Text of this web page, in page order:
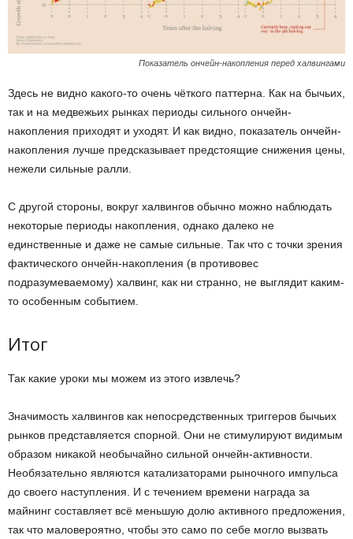
Показатель ончейн-накопления перед халвингами
Здесь не видно какого-то очень чёткого паттерна. Как на бычьих,
так и на медвежьих рынках периоды сильного ончейн-
накопления приходят и уходят. И как видно, показатель ончейн-
накопления лучше предсказывает предстоящие снижения цены,
нежели сильные ралли.
С другой стороны, вокруг халвингов обычно можно наблюдать
некоторые периоды накопления, однако далеко не
единственные и даже не самые сильные. Так что с точки зрения
фактического ончейн-накопления (в противовес
подразумеваемому) халвинг, как ни странно, не выглядит каким-
то особенным событием.
Итог
Так какие уроки мы можем из этого извлечь?
Значимость халвингов как непосредственных триггеров бычьих
рынков представляется спорной. Они не стимулируют видимым
образом никакой необычайно сильной ончейн-активности.
Необязательно являются катализаторами рыночного импульса
до своего наступления. И с течением времени награда за
майнинг составляет всё меньшую долю активного предложения,
так что маловероятно, чтобы это само по себе могло вызвать